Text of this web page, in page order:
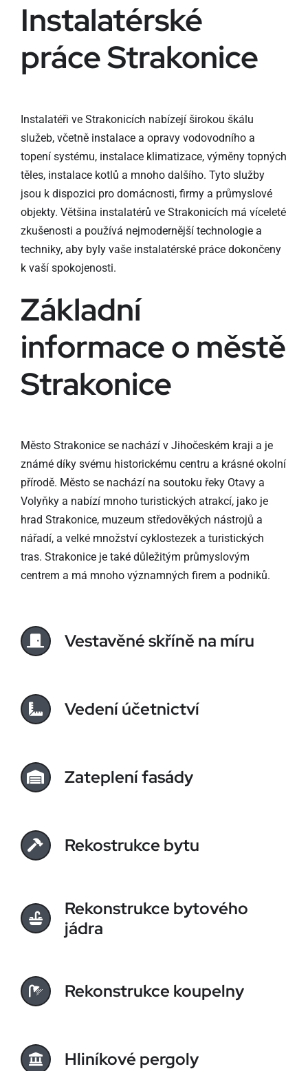
Instalatérské
práce Strakonice
Instalatéři ve Strakonicích nabízejí širokou škálu
služeb, včetně instalace a opravy vodovodního a
topení systému, instalace klimatizace, výměny topných
těles, instalace kotlů a mnoho dalšího. Tyto služby
jsou k dispozici pro domácnosti, firmy a průmyslové
objekty. Většina instalatérů ve Strakonicích má víceleté
zkušenosti a používá nejmodernější technologie a
techniky, aby byly vaše instalatérské práce dokončeny
k vaší spokojenosti.
Základní
informace o městě
Strakonice
Město Strakonice se nachází v Jihočeském kraji a je
známé díky svému historickému centru a krásné okolní
přírodě. Město se nachází na soutoku řeky Otavy a
Volyňky a nabízí mnoho turistických atrakcí, jako je
hrad Strakonice, muzeum středověkých nástrojů a
nářadí, a velké množství cyklostezek a turistických
tras. Strakonice je také důležitým průmyslovým
centrem a má mnoho významných firem a podniků.
Vestavěné skříně na míru
Vedení účetnictví
Zateplení fasády
Rekostrukce bytu
Rekonstrukce bytového
jádra
Rekonstrukce koupelny
Hliníkové pergoly